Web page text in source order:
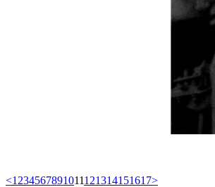
<1 234567891011121314151617>